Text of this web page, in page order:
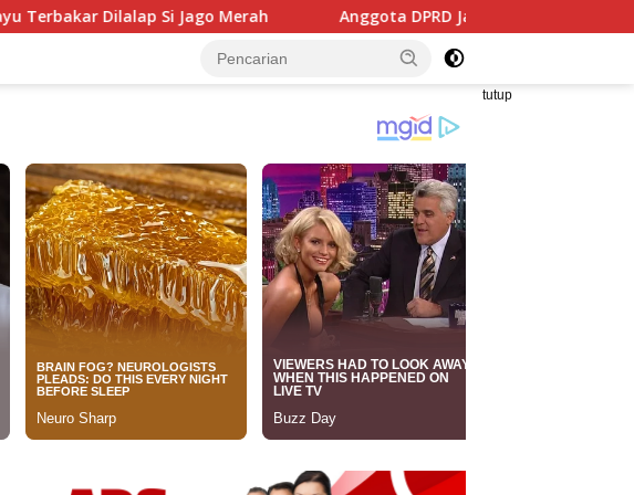
Merah Anggota DPRD Jabar Hilal Hilmawan Gelar Tantangan Kreatif
tutup